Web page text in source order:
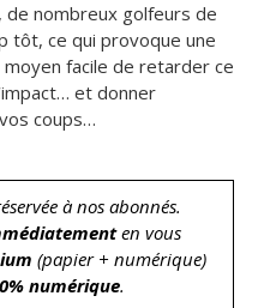
de nombreux golfeurs de
tôt, ce qui provoque une
moyen facile de retarder ce
et donner
coups…
à nos abonnés.
en vous
(papier + numérique)
numérique.